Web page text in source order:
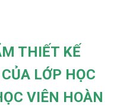
THIẾT KẾ
LỚP HỌC
VIÊN HOÀN